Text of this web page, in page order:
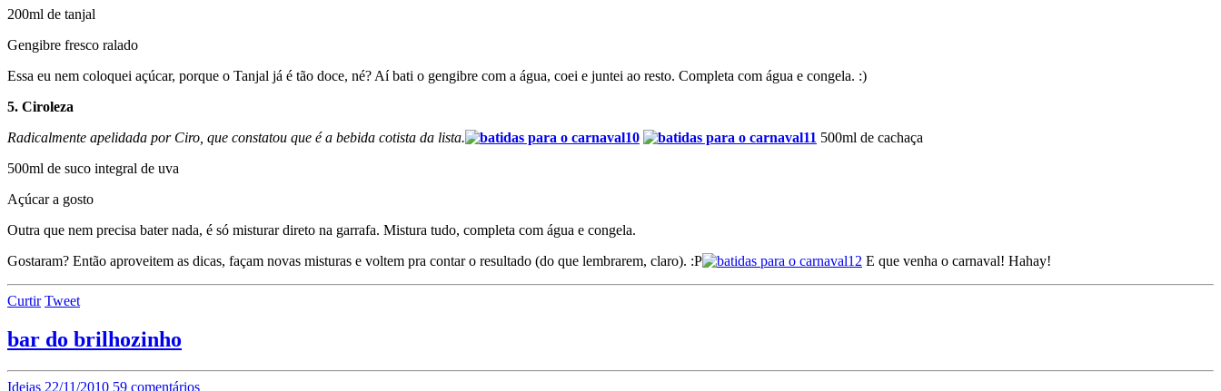
200ml de tanjal
Gengibre fresco ralado
Essa eu nem coloquei açúcar, porque o Tanjal já é tão doce, né? Aí bati o gengibre com a água, coei e juntei ao resto. Completa com água e congela. :)
5. Ciroleza
Radicalmente apelidada por Ciro, que constatou que é a bebida cotista da lista.
500ml de cachaça
500ml de suco integral de uva
Açúcar a gosto
Outra que nem precisa bater nada, é só misturar direto na garrafa. Mistura tudo, completa com água e congela.
Gostaram? Então aproveitem as dicas, façam novas misturas e voltem pra contar o resultado (do que lembrarem, claro). :P
E que venha o carnaval! Hahay!
Curtir Tweet
bar do brilhozinho
Ideias 22/11/2010 59 comentários